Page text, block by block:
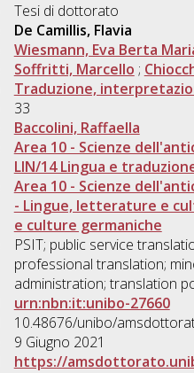
Tesi di dottorato
De Camillis, Flavia
Wiesmann, Eva Berta
Soffritti, Marcello ;
Traduzione,
33
Baccolini, Raffaella
Area 10 - Scienze
LIN/14 Lingua e
Area 10 - Scienze
- Lingue, letterature e
e culture germaniche
PSIT; public service
professional translation;
administration; translation
urn:nbn:it:unibo-27660
10.48676/unibo/
9 Giugno 2021
https://